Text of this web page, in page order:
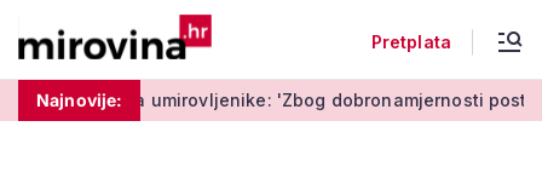
Pretplata
Najnovije:
umirovljenike: 'Zbog dobronamjernosti postaju meta